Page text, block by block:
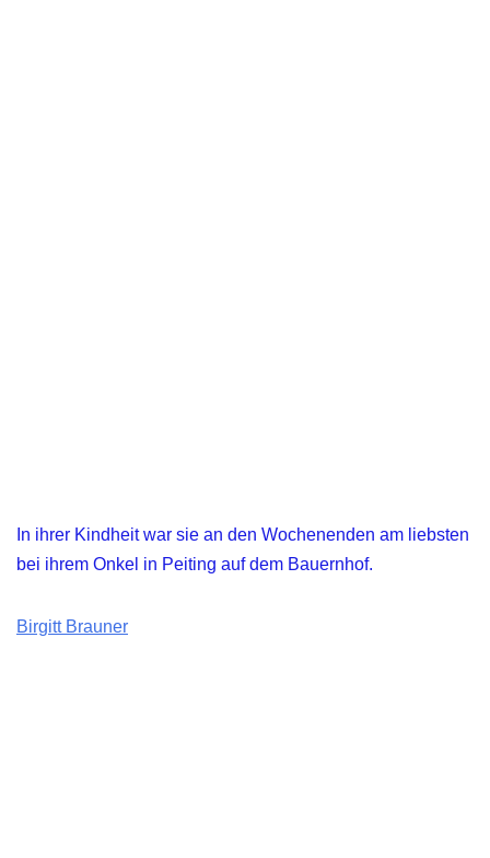
In ihrer Kindheit war sie an den Wochenenden am liebsten
bei ihrem Onkel in Peiting auf dem Bauernhof.
Birgitt Brauner